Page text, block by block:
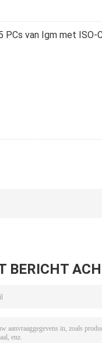
PCs van Igm met ISO-
BERICHT